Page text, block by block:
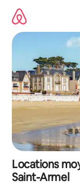
directement
contenu
Locations
Saint-Armel